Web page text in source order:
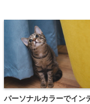
パーソナルカラーでイン